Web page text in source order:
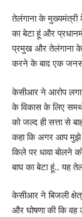
तेलंगाना के
का बेटा हूं और
प्रमुख और तेलंगाना
करने के बाद एक
केसीआर ने आरोप
के विकास के लिए
को जल्द ही सत्ता से
कहा कि अगर आप मुझे
किले पर धावा बोलने
बाघ का बेटा हूं.. यह
केसीआर ने बिजली
और घोषणा की कि वह